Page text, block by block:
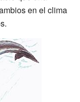
en el clima